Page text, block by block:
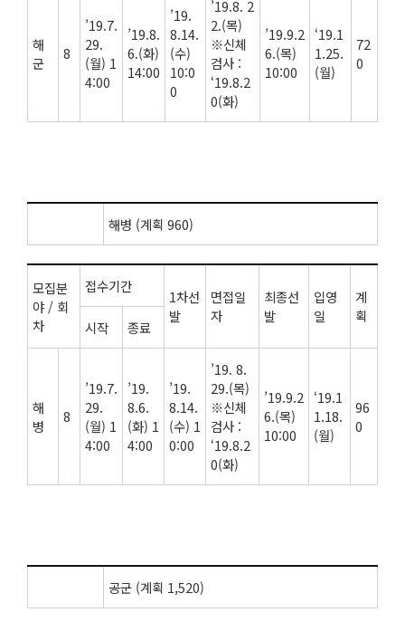
해
군
8
’19.7.
29.
(월) 1
4:00
’19.8.
6.(화)
14:00
’19.
8.14.
(수)
10:0
0
’19.8. 2
2.(목)
※신체
검사 :
‘19.8.2
0(화)
’19.9.2
6.(목)
10:00
‘19.1
1.25.
(월)
72
0
해병 (계획 960)
모집분
야 / 회
차
접수기간
1차선
발
면접일
자
최종선
발
입영
일
계
획
시작 종료
해
병
8
’19.7.
29.
(월) 1
4:00
’19.
8.6.
(화) 1
4:00
’19.
8.14.
(수) 1
0:00
’19. 8.
29.(목)
※신체
검사 :
‘19.8.2
0(화)
’19.9.2
6.(목)
10:00
‘19.1
1.18.
(월)
96
0
공군 (계획 1,520)